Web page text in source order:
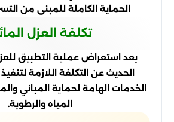
الحماية الكاملة للمبنى من
تكلفة العزل
بعد استعراض عملية التطبيق
الحديث عن التكلفة اللازمة
الخدمات الهامة لحماية المباني
المياه والرطوبة.